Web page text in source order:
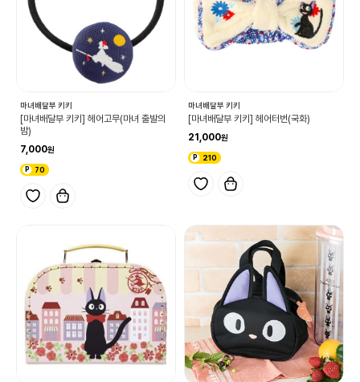
마녀배달부 키키
[마녀배달부 키키] 헤어고무(마녀 출발의
밤)
7,000
70
마녀배달부 키키
[마녀배달부 키키] 헤어터번(국화)
21,000
210